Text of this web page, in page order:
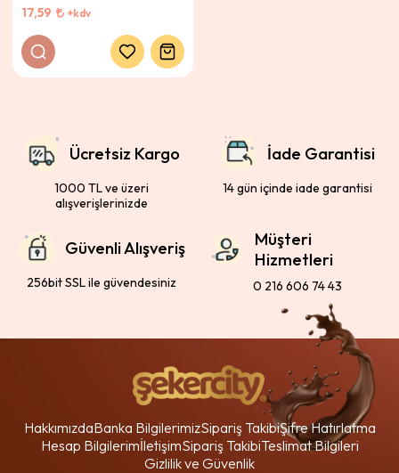
17,59 +kdv
Ücretsiz Kargo
1000 TL ve üzeri
alışverişlerinizde
İade Garantisi
14 gün içinde iade garantisi
Güvenli Alışveriş
256bit SSL ile güvendesiniz
Müşteri
Hizmetleri
0 216 606 74 43
HakkımızdaBanka BilgilerimizSipariş TakibiŞifre Hatırlatma
Hesap BilgilerimİletişimSipariş TakibiTeslimat Bilgileri
Gizlilik ve Güvenlik